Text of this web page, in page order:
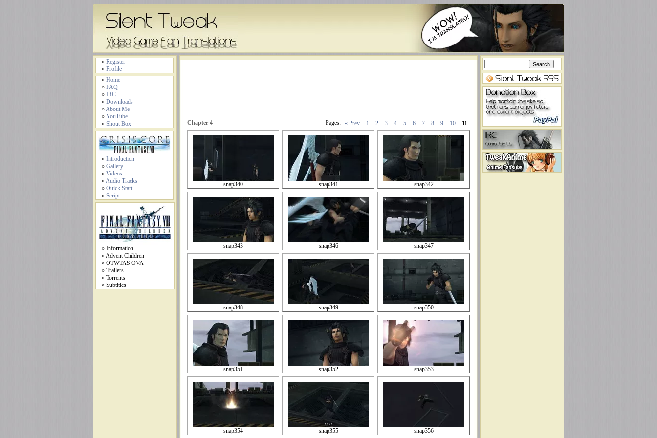
» Register
» Profile
» Home
» FAQ
» IRC
» Downloads
»About Me
» YouTube
» Shout Box
» Introduction
» Gallery
» Videos
»Audio Tracks
» Quick Start
» Script
» Information
» Advent Children
» OTWTAS OVA
» Trailers
» Torrents
» Subtitles
Chapter 4 Pages: « Prev 1 2 3 4 5 6 7 8 9 10 11
snap340 snap341 snap342
snap343 snap346 snap347
snap348 snap349 snap350
snap351 snap352 snap353
snap354 snap355 snap356